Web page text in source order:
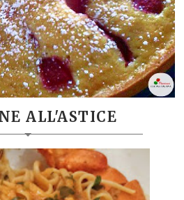
ALL'ASTICE